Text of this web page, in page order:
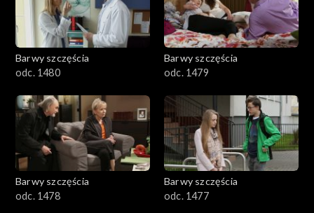
Barwy szczęścia
odc. 1480
Barwy szczęścia
odc. 1479
Barwy szczęścia
odc. 1478
Barwy szczęścia
odc. 1477